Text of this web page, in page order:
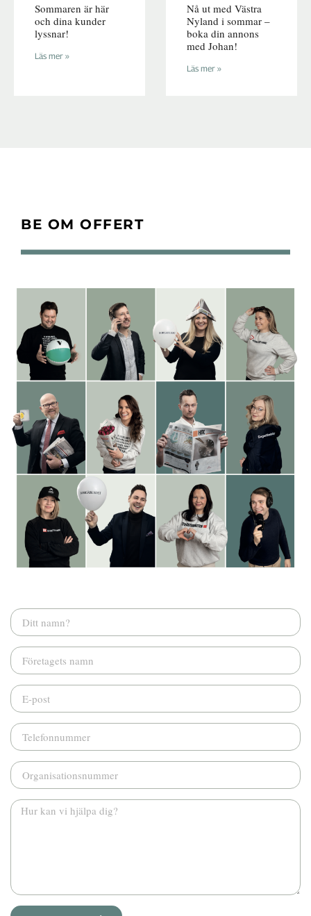
Sommaren är här
och dina kunder
lyssnar!
Läs mer »
Nå ut med Västra
Nyland i sommar –
boka din annons
med Johan!
Läs mer »
BE OM OFFERT